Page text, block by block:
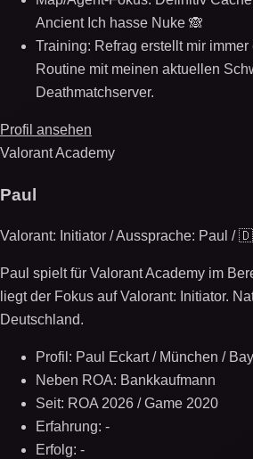
Ancient Ich hasse Nuke 🙈
Training: Refrag erstellt mir
Routine mit meinen aktuellen
Deathmatchserver.
Profil ansehen
Valorant Academy
Paul
Valorant: Initiator / Aussprache: Paul /
Paul spielt für Valorant Academy im
liegt der Fokus auf Valorant: Initiator.
Deutschland.
Profil: Paul Eckart / München /
Neben ROA: Bankkaufmann
Seit: ROA 2026 / Game 2020
Erfahrung: -
Erfolg: -